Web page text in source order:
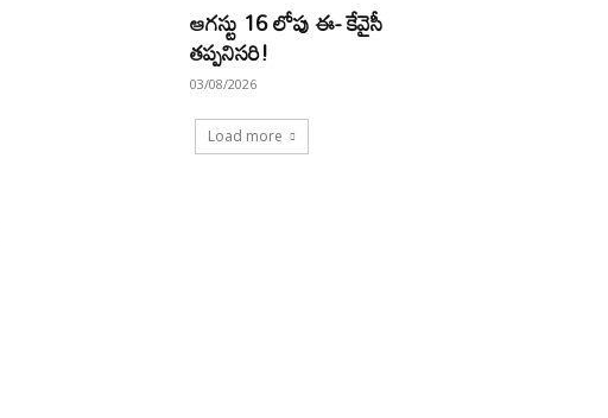
ఆగస్టు 16 లోపు ఈ- కేవైసీ
తప్పనిసరి!
03/08/2026
Load more